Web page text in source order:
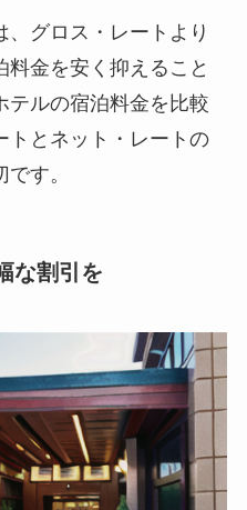
、グロス・レートより
料金を安く抑えること
テルの宿泊料金を比較
トとネット・レートの
す。
な割引を